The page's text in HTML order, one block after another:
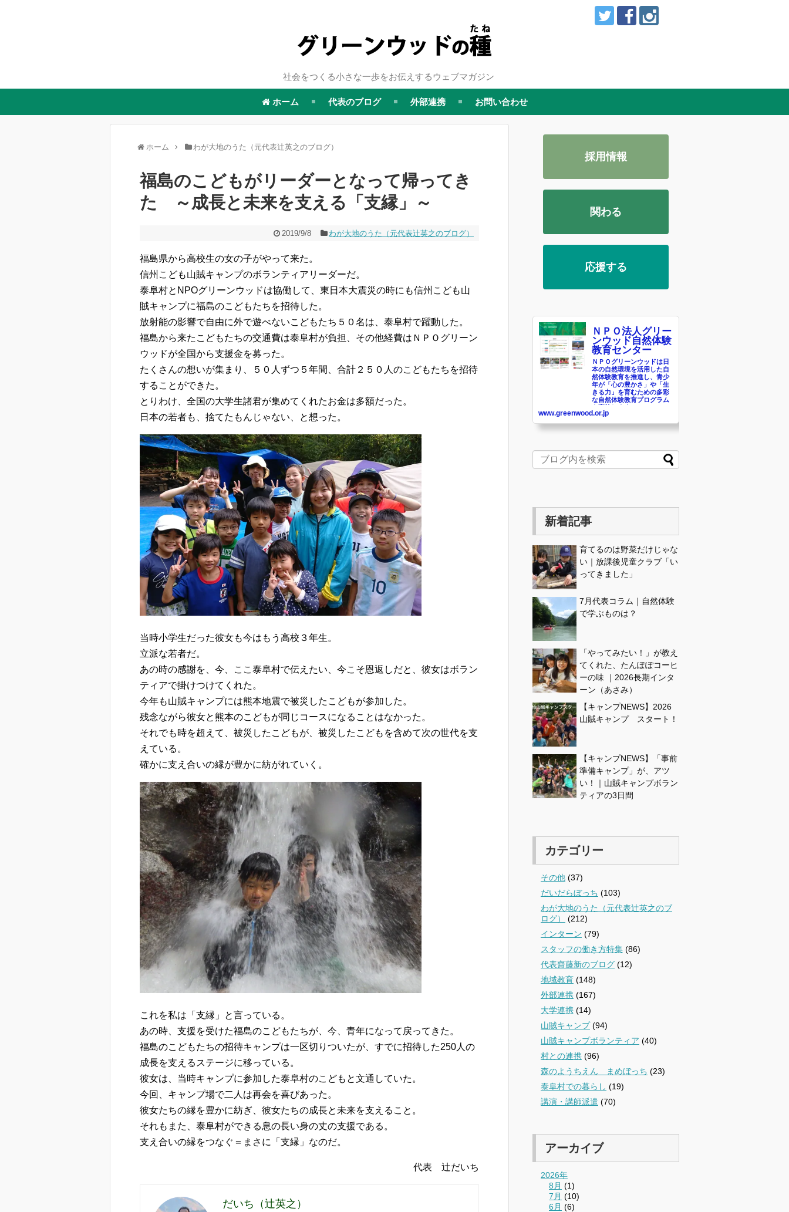
社会をつくる小さな一歩をお伝えするウェブマガジン
ホーム 代表のブログ 外部連携 お問い合わせ
ホーム わが大地のうた（元代表辻英之のブログ）
福島のこどもがリーダーとなって帰ってき
た ～成長と未来を支える「支縁」～
2019/9/8 わが大地のうた（元代表辻英之のブログ）
福島県から高校生の女の子がやって来た。
信州こども山賊キャンプのボランティアリーダーだ。
泰阜村とNPOグリーンウッドは協働して、東日本大震災の時にも信州こども山
賊キャンプに福島のこどもたちを招待した。
放射能の影響で自由に外で遊べないこどもたち５０名は、泰阜村で躍動した。
福島から来たこどもたちの交通費は泰阜村が負担、その他経費はＮＰＯグリーン
ウッドが全国から支援金を募った。
たくさんの想いが集まり、５０人ずつ５年間、合計２５０人のこどもたちを招待
することができた。
とりわけ、全国の大学生諸君が集めてくれたお金は多額だった。
日本の若者も、捨てたもんじゃない、と想った。
当時小学生だった彼女も今はもう高校３年生。
立派な若者だ。
あの時の感謝を、今、ここ泰阜村で伝えたい、今こそ恩返しだと、彼女はボラン
ティアで掛けつけてくれた。
今年も山賊キャンプには熊本地震で被災したこどもが参加した。
残念ながら彼女と熊本のこどもが同じコースになることはなかった。
それでも時を超えて、被災したこどもが、被災したこどもを含めて次の世代を支
えている。
確かに支え合いの縁が豊かに紡がれていく。
これを私は「支縁」と言っている。
あの時、支援を受けた福島のこどもたちが、今、青年になって戻ってきた。
福島のこどもたちの招待キャンプは一区切りついたが、すでに招待した250人の
成長を支えるステージに移っている。
彼女は、当時キャンプに参加した泰阜村のこどもと文通していた。
今回、キャンプ場で二人は再会を喜びあった。
彼女たちの縁を豊かに紡ぎ、彼女たちの成長と未来を支えること。
それもまた、泰阜村ができる息の長い身の丈の支援である。
支え合いの縁をつなぐ＝まさに「支縁」なのだ。
代表 辻だいち
だいち（辻英之）
採用情報
関わる
応援する
ＮＰＯ法人グリー
ンウッド自然体験
教育センター
ＮＰＯグリーンウッドは日
本の自然環境を活用した自
然体験教育を推進し、青少
年が「心の豊かさ」や「生
きる力」を育むための多彩
な自然体験教育プログラム
を実施します。
www.greenwood.or.jp
新着記事
育てるのは野菜だけじゃな
い｜放課後児童クラブ「い
ってきました」
7月代表コラム｜自然体験
で学ぶものは？
「やってみたい！」が教え
てくれた、たんぽぽコーヒ
ーの味 ｜2026長期インタ
ーン（あさみ）
【キャンプNEWS】2026
山賊キャンプ スタート！
【キャンプNEWS】「事前
準備キャンプ」が、アツ
い！｜山賊キャンプボラン
ティアの3日間
カテゴリー
その他 (37)
だいだらぼっち (103)
わが大地のうた（元代表辻英之のブ
ログ）
(212)
インターン (79)
スタッフの働き方特集 (86)
代表齋藤新のブログ (12)
地域教育 (148)
外部連携 (167)
大学連携 (14)
山賊キャンプ(94)
山賊キャンプボランティア (40)
村との連携 (96)
森のようちえん まめぼっち (23)
泰阜村での暮らし (19)
講演・講師派遣 (70)
アーカイブ
2026年
8月 (1)
7月 (10)
6月 (6)